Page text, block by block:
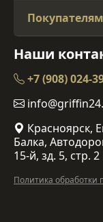
Покупателям
Наши
+7 (908) 024-
Красноярск,
Балка,
15-й, зд. 5, стр. 2
Политика обработки